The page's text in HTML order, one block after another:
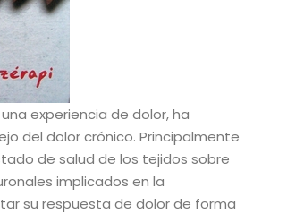
experiencia de dolor, ha
del dolor crónico. Principalmente
de salud de los tejidos sobre
implicados en la
su respuesta de dolor de forma